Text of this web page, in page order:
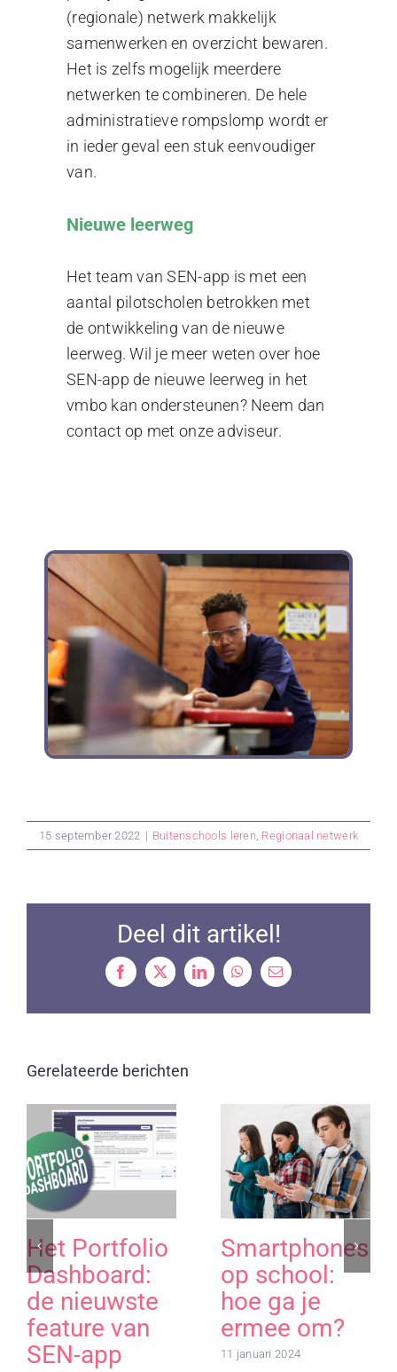
(regionale) netwerk makkelijk
samenwerken en overzicht bewaren.
Het is zelfs mogelijk meerdere
netwerken te combineren. De hele
administratieve rompslomp wordt er
in ieder geval een stuk eenvoudiger
van.
Nieuwe leerweg
Het team van SEN-app is met een
aantal pilotscholen betrokken met
de ontwikkeling van de nieuwe
leerweg. Wil je meer weten over hoe
SEN-app de nieuwe leerweg in het
vmbo kan ondersteunen? Neem dan
contact op met onze adviseur.
15 september 2022 | Buitenschools leren, Regionaal netwerk
Deel dit artikel!
Facebook
X LinkedInWhatsApp
Email
Gerelateerde berichten
Het Portfolio
Dashboard:
de nieuwste
feature van
SEN-app
Smartphones
op school:
hoe ga je
ermee om?
11 januari 2024